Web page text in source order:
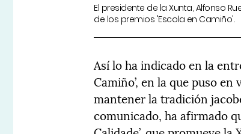
El presidente de la Xunta, Alfonso
de los premios 'Escola en Camiño'.
Así lo ha indicado en la
Camiño’, en la que puso
mantener la tradición
comunicado, ha afirmado